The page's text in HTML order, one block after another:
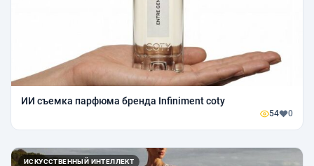
ИИ съемка парфюма бренда Infiniment coty
54 0
ИСКУССТВЕННЫЙ ИНТЕЛЛЕКТ